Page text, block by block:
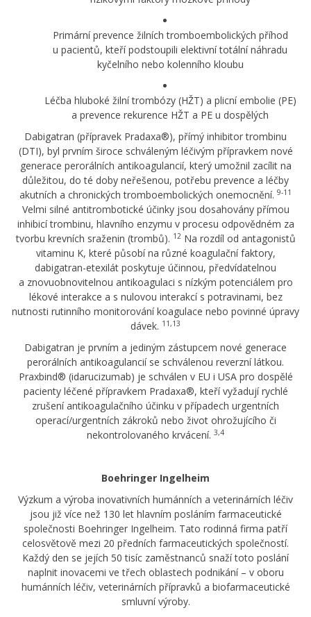
Primární prevence žilních tromboembolických příhod
u pacientů, kteří podstoupili elektivní totální náhradu
kyčelního nebo kolenního kloubu
Léčba hluboké žilní trombózy (HŽT) a plicní embolie (PE)
a prevence rekurence HŽT a PE u dospělých
Dabigatran (přípravek Pradaxa®), přímý inhibitor trombinu
(DTI), byl prvním široce schváleným léčivým přípravkem nové
generace perorálních antikoagulancií, který umožnil zacílit na
důležitou, do té doby neřešenou, potřebu prevence a léčby
akutních a chronických tromboembolických onemocnění. 9-11
Velmi silné antitrombotické účinky jsou dosahovány přímou
inhibicí trombinu, hlavního enzymu v procesu odpovědném za
tvorbu krevních sraženin (trombů). 12Na rozdíl od antagonistů
vitaminu K, které působí na různé koagulační faktory,
dabigatran-etexilát poskytuje účinnou, předvídatelnou
a znovuobnovitelnou antikoagulaci s nízkým potenciálem pro
lékové interakce a s nulovou interakcí s potravinami, bez
nutnosti rutinního monitorování koagulace nebo povinné úpravy
dávek. 11,13
Dabigatran je prvním a jediným zástupcem nové generace
perorálních antikoagulancií se schválenou reverzní látkou.
Praxbind® (idarucizumab) je schválen v EU i USA pro dospělé
pacienty léčené přípravkem Pradaxa®, kteří vyžadují rychlé
zrušení antikoagulačního účinku v případech urgentních
operací/urgentních zákroků nebo život ohrožujícího či
nekontrolovaného krvácení. 3,4
Boehringer Ingelheim
Výzkum a výroba inovativních humánních a veterinárních léčiv
jsou již více než 130 let hlavním posláním farmaceutické
společnosti Boehringer Ingelheim. Tato rodinná firma patří
celosvětově mezi 20 předních farmaceutických společností.
Každý den se jejích 50 tisíc zaměstnanců snaží toto poslání
naplnit inovacemi ve třech oblastech podnikání – v oboru
humánních léčiv, veterinárních přípravků a biofarmaceutické
smluvní výroby.